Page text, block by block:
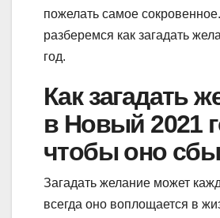
пожелать самое
разберемся как загадать
год.
Как загадать
в Новый 2021
чтобы оно
Загадать желание может
всегда оно воплощается в